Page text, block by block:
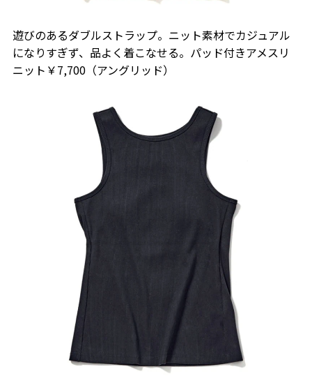
遊びのあるダブルストラップ。ニット素材でカジュアル
になりすぎず、品よく着こなせる。パッド付きアメスリ
ニット￥7,700（アングリッド）